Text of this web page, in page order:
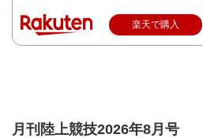
楽天で購入
月刊陸上競技2026年8月号